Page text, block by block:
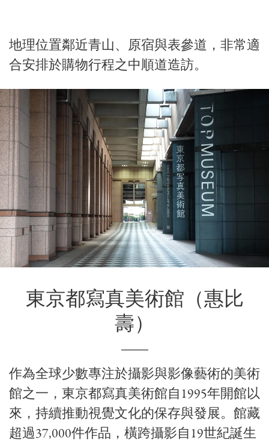
地理位置鄰近青山、原宿與表參道，非常適
合安排於購物行程之中順道造訪。
東京都寫真美術館 （惠比
壽）
作為全球少數專注於攝影與影像藝術的美術
館之一，東京都寫真美術館自1995年開館以
來，持續推動視覺文化的保存與發展。館藏
超過37,000件作品，橫跨攝影自19世紀誕生